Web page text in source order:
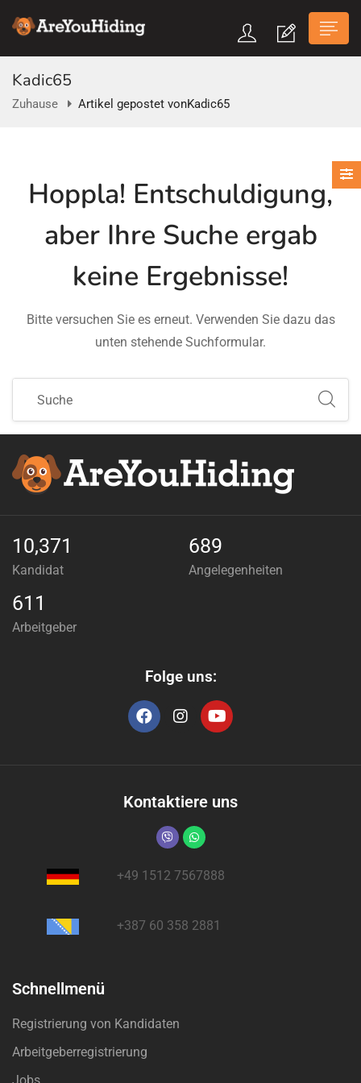
Kadic65
Zuhause Artikel gepostet vonKadic65
Hoppla! Entschuldigung,
aber Ihre Suche ergab
keine Ergebnisse!
Bitte versuchen Sie es erneut. Verwenden Sie dazu das
unten stehende Suchformular.
10,371
Kandidat
689
Angelegenheiten
611
Arbeitgeber
Folge uns:
Kontaktiere uns
+49 1512 7567888
+387 60 358 2881
Schnellmenü
Registrierung von Kandidaten
Arbeitgeberregistrierung